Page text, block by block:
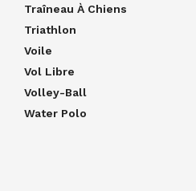
Traîneau À Chiens
Triathlon
Voile
Vol Libre
Volley-Ball
Water Polo